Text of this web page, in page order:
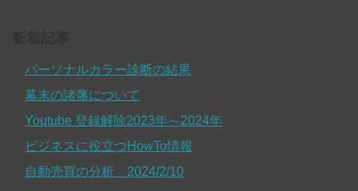
パーソナルカラー診断の結果
幕末の諸藩について
Youtube 登録解除2023年～2024年
ビジネスに役立つHowTo情報
自動売買の分析 2024/2/10